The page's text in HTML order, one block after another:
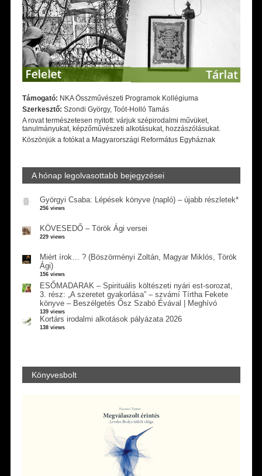
Támogató: NKA Összművészeti Programok Kollégiuma
Szerkesztő: Szondi György, Toót-Holló Tamás
A rovat természetesen nyitott: várjuk szépirodalmi művüket,
tanulmányukat, képzőművészeti alkotásukat, hozzászólásukat.
Köszönjük a fotókat a Magyarországi Református Egyháznak
A hónap legolvasottabb bejegyzései
Györgyi Csaba: Lépések könyve (napló) – újabb részletek*
256 views
KÖVESEDŐ – Török Ági versei
229 views
Miért írok… ? (Böszörményi Zoltán, Magyar Miklós, Török
Ági)
156 views
ESŐMADARAK – Spirituális költészeti nyári est-sorozat,
3. rész: „A szeretet gyakorlása” – szvámí Tírtha Fekete
könyve – Beszélgetés Ősz Szabó Évával | Meghívó
139 views
Kortárs irodalmi alkotások pályázata 2026
138 views
Könyvesbolt